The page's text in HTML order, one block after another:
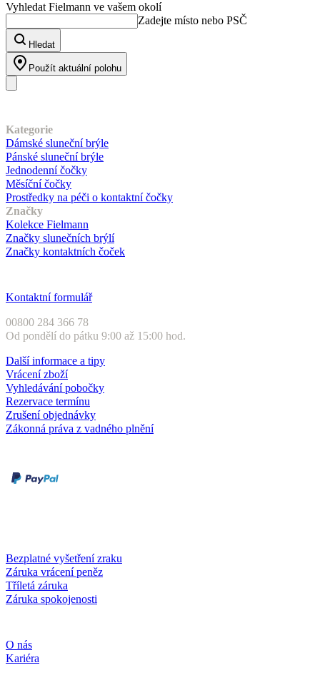
Vyhledat Fielmann ve vašem okolí
Zadejte místo nebo PSČ
Hledat
Použít aktuální polohu
Kategorie
Dámské sluneční brýle
Pánské sluneční brýle
Jednodenní čočky
Měsíční čočky
Prostředky na péči o kontaktní čočky
Značky
Kolekce Fielmann
Značky slunečních brýlí
Značky kontaktních čoček
Kontaktní formulář
00800 284 366 78
Od pondělí do pátku 9:00 až 15:00 hod.
Další informace a tipy
Vrácení zboží
Vyhledávání pobočky
Rezervace termínu
Zrušení objednávky
Zákonná práva z vadného plnění
Bezplatné vyšetření zraku
Záruka vrácení peněz
Tříletá záruka
Záruka spokojenosti
O nás
Kariéra